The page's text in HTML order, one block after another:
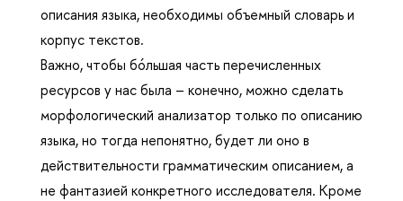
описания языка, необходимы объемный словарь и
корпус текстов.
Важно, чтобы бóльшая часть перечисленных
ресурсов у нас была – конечно, можно сделать
морфологический анализатор только по описанию
языка, но тогда непонятно, будет ли оно в
действительности грамматическим описанием, а
не фантазией конкретного исследователя. Кроме